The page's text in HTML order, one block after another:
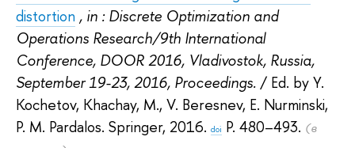
distortion , in : Discrete Optimization and
Operations Research/9th International
Conference, DOOR 2016, Vladivostok, Russia,
September 19-23, 2016, Proceedings. / Ed. by Y.
Kochetov, Khachay, M., V. Beresnev, E. Nurminski,
P. M. Pardalos. Springer, 2016. doi P. 480–493. (в